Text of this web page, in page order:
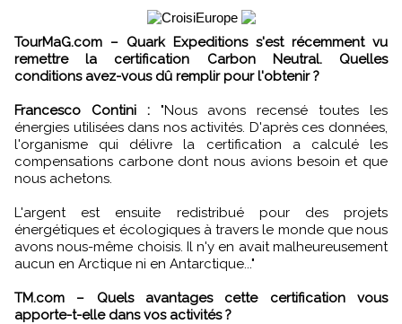
TourMaG.com – Quark Expeditions s'est récemment vu
remettre la certification Carbon Neutral. Quelles
conditions avez-vous dû remplir pour l'obtenir ?
Francesco Contini :"Nous avons recensé toutes les
énergies utilisées dans nos activités. D'après ces données,
l'organisme qui délivre la certification a calculé les
compensations carbone dont nous avions besoin et que
nous achetons.
L'argent est ensuite redistribué pour des projets
énergétiques et écologiques à travers le monde que nous
avons nous-même choisis. Il n'y en avait malheureusement
aucun en Arctique ni en Antarctique..."
TM.com – Quels avantages cette certification vous
apporte-t-elle dans vos activités ?